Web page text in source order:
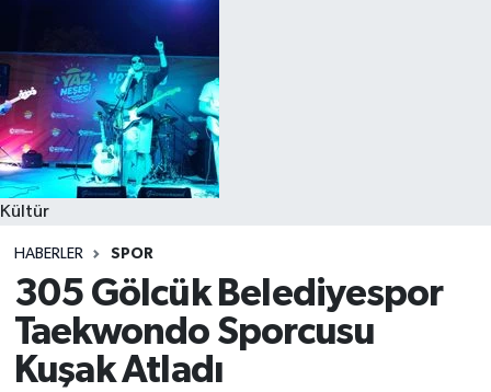
Kültür
HABERLER SPOR
305 Gölcük Belediyespor
Taekwondo Sporcusu
Kuşak Atladı